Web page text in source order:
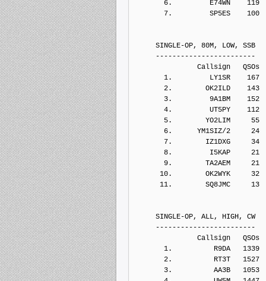
6.         E74WN    119
7.         SP5ES    100
SINGLE-OP, 80M, LOW, SSB
------------------------
Callsign   QSOs  Points
1.         LY1SR    167
2.        OK2ILD    143
3.         9A1BM    152
4.         UT5PY    112
5.        YO2LIM     55
6.      YM1SIZ/2     24
7.        IZ1DXG     34
8.         I5KAP     21
9.        TA2AEM     21
10.        OK2WYK     32
11.        SQ8JMC     13
SINGLE-OP, ALL, HIGH, CW
------------------------
Callsign   QSOs  Points
1.          R9DA   1339
2.          RT3T   1527
3.          AA3B   1053